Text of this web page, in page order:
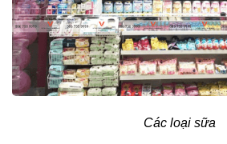
Các loại sữa